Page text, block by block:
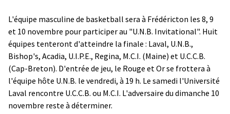
L'équipe masculine de basketball sera à Frédéricton les 8, 9
et 10 novembre pour participer au "U.N.B. Invitational". Huit
équipes tenteront d'atteindre la finale : Laval, U.N.B.,
Bishop's, Acadia, U.I.P.E., Regina, M.C.I. (Maine) et U.C.C.B.
(Cap-Breton). D'entrée de jeu, le Rouge et Or se frottera à
l'équipe hôte U.N.B. le vendredi, à 19 h. Le samedi l'Université
Laval rencontre U.C.C.B. ou M.C.I. L'adversaire du dimanche 10
novembre reste à déterminer.